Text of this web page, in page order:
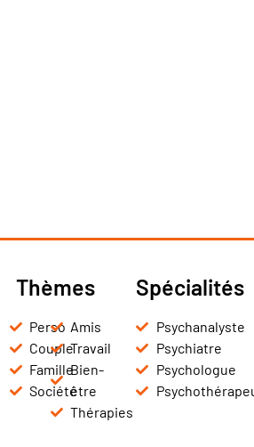
Thèmes
Perso
Couple
Famille
Société
Amis
Travail
Bien-
être
Thérapies
Spécialités
Psychanalyste
Psychiatre
Psychologue